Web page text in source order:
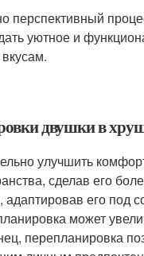
перспективный
уютное и
двушки в
улучшить
сделав его
его под
может
перепланировка